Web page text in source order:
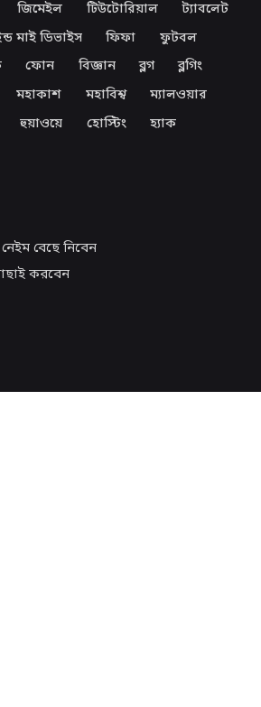
জিমেইল টিউটোরিয়াল
ট্যাবলেট
মাই ডিভাইস ফিফা
ফুটবল
ফোন বিজ্ঞান ব্লগ
ব্লগিং
মহাকাশ মহাবিশ্ব
ম্যালওয়ার
হুয়াওয়ে হোস্টিং
হ্যাক
বেছে নিবেন
করবেন